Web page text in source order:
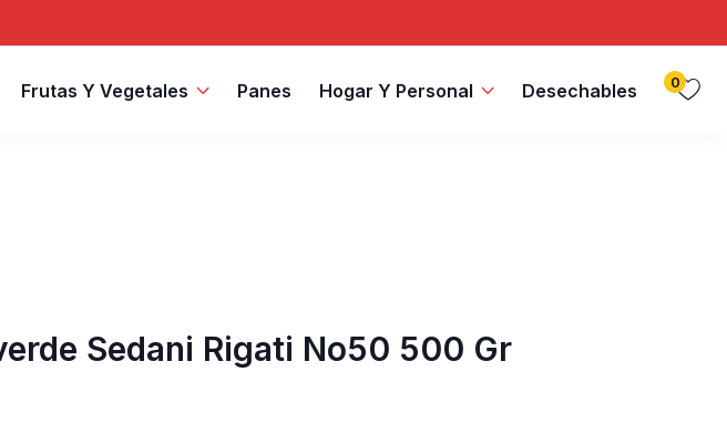
Frutas Y Vegetales Panes Hogar Y Personal Desechables 0
Sedani Rigati No50 500 Gr